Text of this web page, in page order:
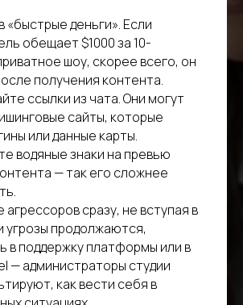
«быстрые деньги». Если
обещает $1000 за 10-
шоу, скорее всего, он
получения контента.
ссылки из чата. Они могут
сайты, которые
или данные карты.
водяные знаки на превью
— так его сложнее
агрессоров сразу, не вступая в
угрозы продолжаются,
в поддержку платформы или в
— администраторы студии
как вести себя в